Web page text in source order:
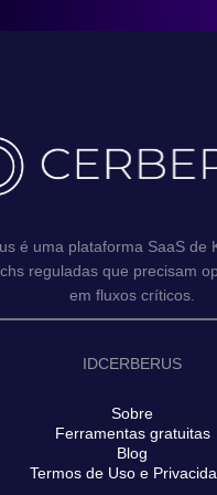
é uma plataforma SaaS de
reguladas que precisam
em fluxos críticos.
IDCERBERUS
Sobre
Ferramentas gratuitas
Blog
Termos de Uso e